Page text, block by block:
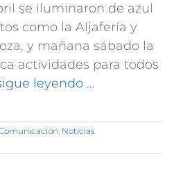
se iluminaron de azul
como la Aljafería y
y mañana sábado la
actividades para todos
leyendo …
, Noticias